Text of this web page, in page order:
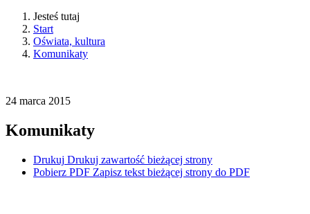
Jesteś tutaj
Start
Oświata, kultura
Komunikaty
24 marca 2015
Komunikaty
Drukuj Drukuj zawartość bieżącej strony
Pobierz PDF Zapisz tekst bieżącej strony do PDF